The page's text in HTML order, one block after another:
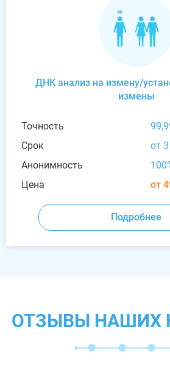
ДНК анализ на измену/
измены
Точность
Срок
от
Анонимность
Цена
от
Подробнее
ОТЗЫВЫ НАШИХ